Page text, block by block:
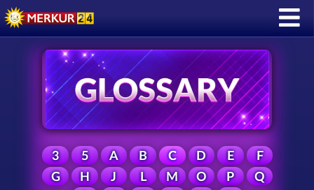
3 5 A B C D E
F
G
H J L M O P
Q